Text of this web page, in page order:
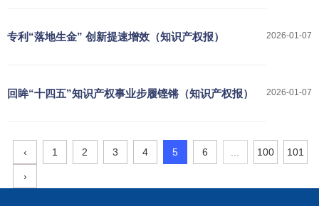
2026-01-07
专利“落地生金” 创新提速增效（知识产权报）
2026-01-07
回眸“十四五”知识产权事业步履铿锵（知识产权报）
‹ 1 2 3 4 5 6 100 101
›